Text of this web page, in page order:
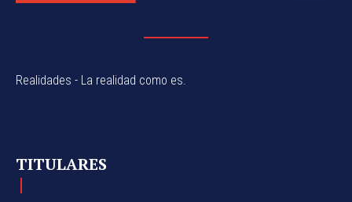
Realidades - La realidad como es.
TITULARES